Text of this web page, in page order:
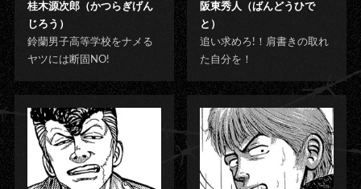
桂木源次郎（かつらぎげん
じろう）
鈴蘭男子高等学校をナメる
ヤツには断固NO!
阪東秀人（ばんどうひで
と）
追い求めろ!！肩書きの取れ
た自分を！